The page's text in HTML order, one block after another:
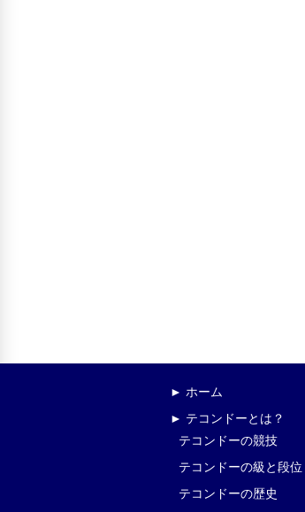
► ホーム
► テコンドーとは？
テコンドーの競技
テコンドーの級と段位
テコンドーの歴史